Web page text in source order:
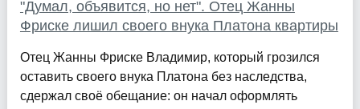
"Думал, объявится, но нет". Отец Жанны
Фриске лишил своего внука Платона квартиры
Отец Жанны Фриске Владимир, который грозился
оставить своего внука Платона без наследства,
сдержал своё обещание: он начал оформлять